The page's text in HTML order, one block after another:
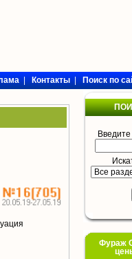
|Контакты|Поиск по
Фураж